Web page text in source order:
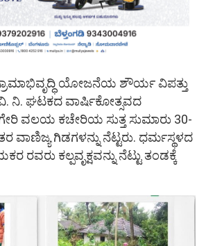
ಗ್ರಾಮಾಭಿವೃದ್ಧಿ ಯೋಜನೆಯ ಶೌರ್ಯ ವಿಪತ್ತು
ನಿ. ಘಟಕದ ವಾರ್ಷಿಕೋತ್ಸವದ
ವಲಯ ಕಚೇರಿಯ ಸುತ್ತ ಸುಮಾರು 30-
ವಾಣಿಜ್ಯ ಗಿಡಗಳನ್ನು ನೆಟ್ಟರು. ಧರ್ಮಸ್ಥಳದ
ಕಲ್ಪವೃಕ್ಷವನ್ನು ನೆಟ್ಟು ತಂಡಕ್ಕೆ